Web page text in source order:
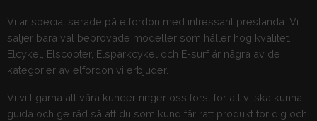
Vi är specialiserade på elfordon med intressant prestanda. Vi
säljer bara väl beprövade modeller som håller hög kvalitet.
Elcykel, Elscooter, Elsparkcykel och E-surf är några av de
kategorier av elfordon vi erbjuder.
Vi vill gärna att våra kunder ringer oss först för att vi ska kunna
guida och ge råd så att du som kund får rätt produkt för dig och